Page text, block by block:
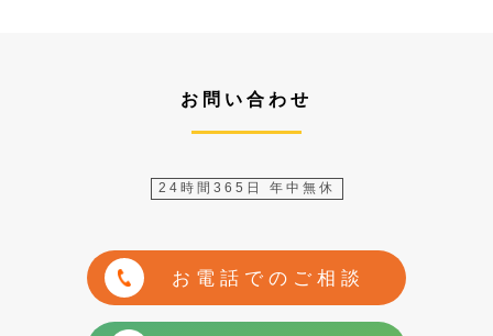
お問い合わせ
24時間365日 年中無休
お電話でのご相談